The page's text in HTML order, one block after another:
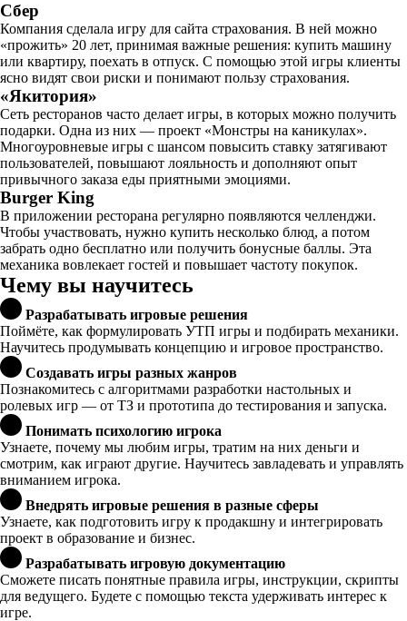
Сбер
Компания сделала игру для сайта страхования. В ней можно
«прожить» 20 лет, принимая важные решения: купить машину
или квартиру, поехать в отпуск. С помощью этой игры клиенты
ясно видят свои риски и понимают пользу страхования.
«Якитория»
Сеть ресторанов часто делает игры, в которых можно получить
подарки. Одна из них — проект «Монстры на каникулах».
Многоуровневые игры с шансом повысить ставку затягивают
пользователей, повышают лояльность и дополняют опыт
привычного заказа еды приятными эмоциями.
Burger King
В приложении ресторана регулярно появляются челленджи.
Чтобы участвовать, нужно купить несколько блюд, а потом
забрать одно бесплатно или получить бонусные баллы. Эта
механика вовлекает гостей и повышает частоту покупок.
Чему вы научитесь
Разрабатывать игровые решения
Поймёте, как формулировать УТП игры и подбирать механики.
Научитесь продумывать концепцию и игровое пространство.
Создавать игры разных жанров
Познакомитесь с алгоритмами разработки настольных и
ролевых игр — от ТЗ и прототипа до тестирования и запуска.
Понимать психологию игрока
Узнаете, почему мы любим игры, тратим на них деньги и
смотрим, как играют другие. Научитесь завладевать и управлять
вниманием игрока.
Внедрять игровые решения в разные сферы
Узнаете, как подготовить игру к продакшну и интегрировать
проект в образование и бизнес.
Разрабатывать игровую документацию
Сможете писать понятные правила игры, инструкции, скрипты
для ведущего. Будете с помощью текста удерживать интерес к
игре.